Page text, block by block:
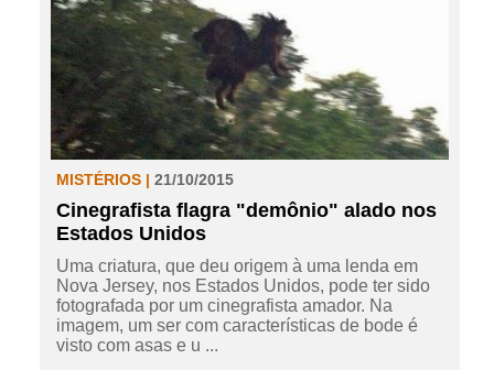
MISTÉRIOS | 21/10/2015
Cinegrafista flagra "demônio" alado nos
Estados Unidos
Uma criatura, que deu origem à uma lenda em
Nova Jersey, nos Estados Unidos, pode ter sido
fotografada por um cinegrafista amador. Na
imagem, um ser com características de bode é
visto com asas e u ...